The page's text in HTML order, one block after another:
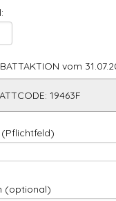
vom
19463F
(optional)